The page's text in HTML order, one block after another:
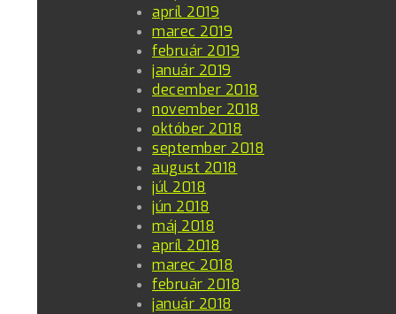
apríl 2019
marec 2019
február 2019
január 2019
december 2018
november 2018
október 2018
september 2018
august 2018
júl 2018
jún 2018
máj 2018
apríl 2018
marec 2018
február 2018
január 2018